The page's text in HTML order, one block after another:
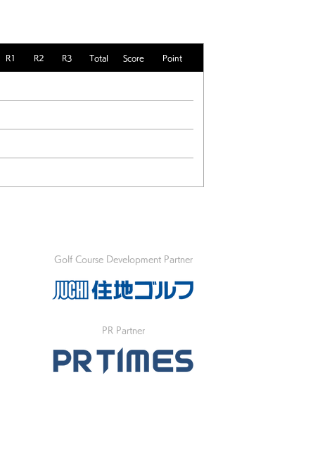
R1 R2 R3 Total Score Point
Golf Course Development Partner
PR Partner